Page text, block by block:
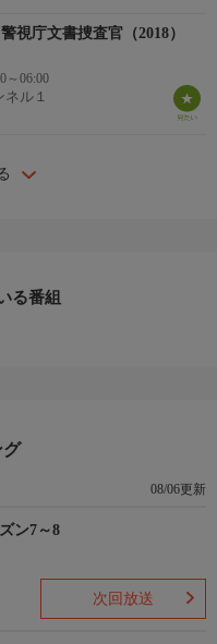
視庁文書捜査官（2018）
～06:00
ネル１
る番組
グ
08/06更新
ン7～8
次回放送